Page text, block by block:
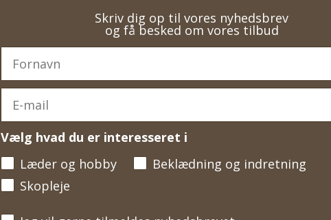
Skriv dig op til vores nyhedsbrev
og få besked om vores tilbud
Vælg hvad du er interesseret i
Læder og hobby
Beklædning og indretning
Skopleje